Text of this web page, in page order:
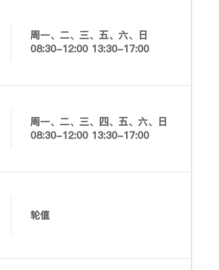
周一、二、三、五、六、日
08:30-12:00 13:30-17:00
周一、二、三、四、五、六、日
08:30-12:00 13:30-17:00
轮值